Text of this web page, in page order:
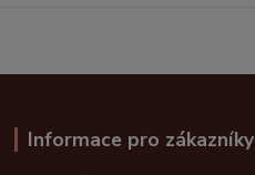
Informace pro zákazníky